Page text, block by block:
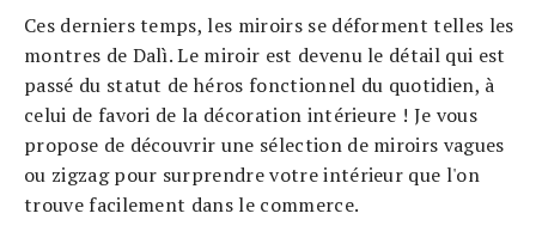
Ces derniers temps, les miroirs se déforment telles les
montres de Dalì. Le miroir est devenu le détail qui est
passé du statut de héros fonctionnel du quotidien, à
celui de favori de la décoration intérieure ! Je vous
propose de découvrir une sélection de miroirs vagues
ou zigzag pour surprendre votre intérieur que l'on
trouve facilement dans le commerce.